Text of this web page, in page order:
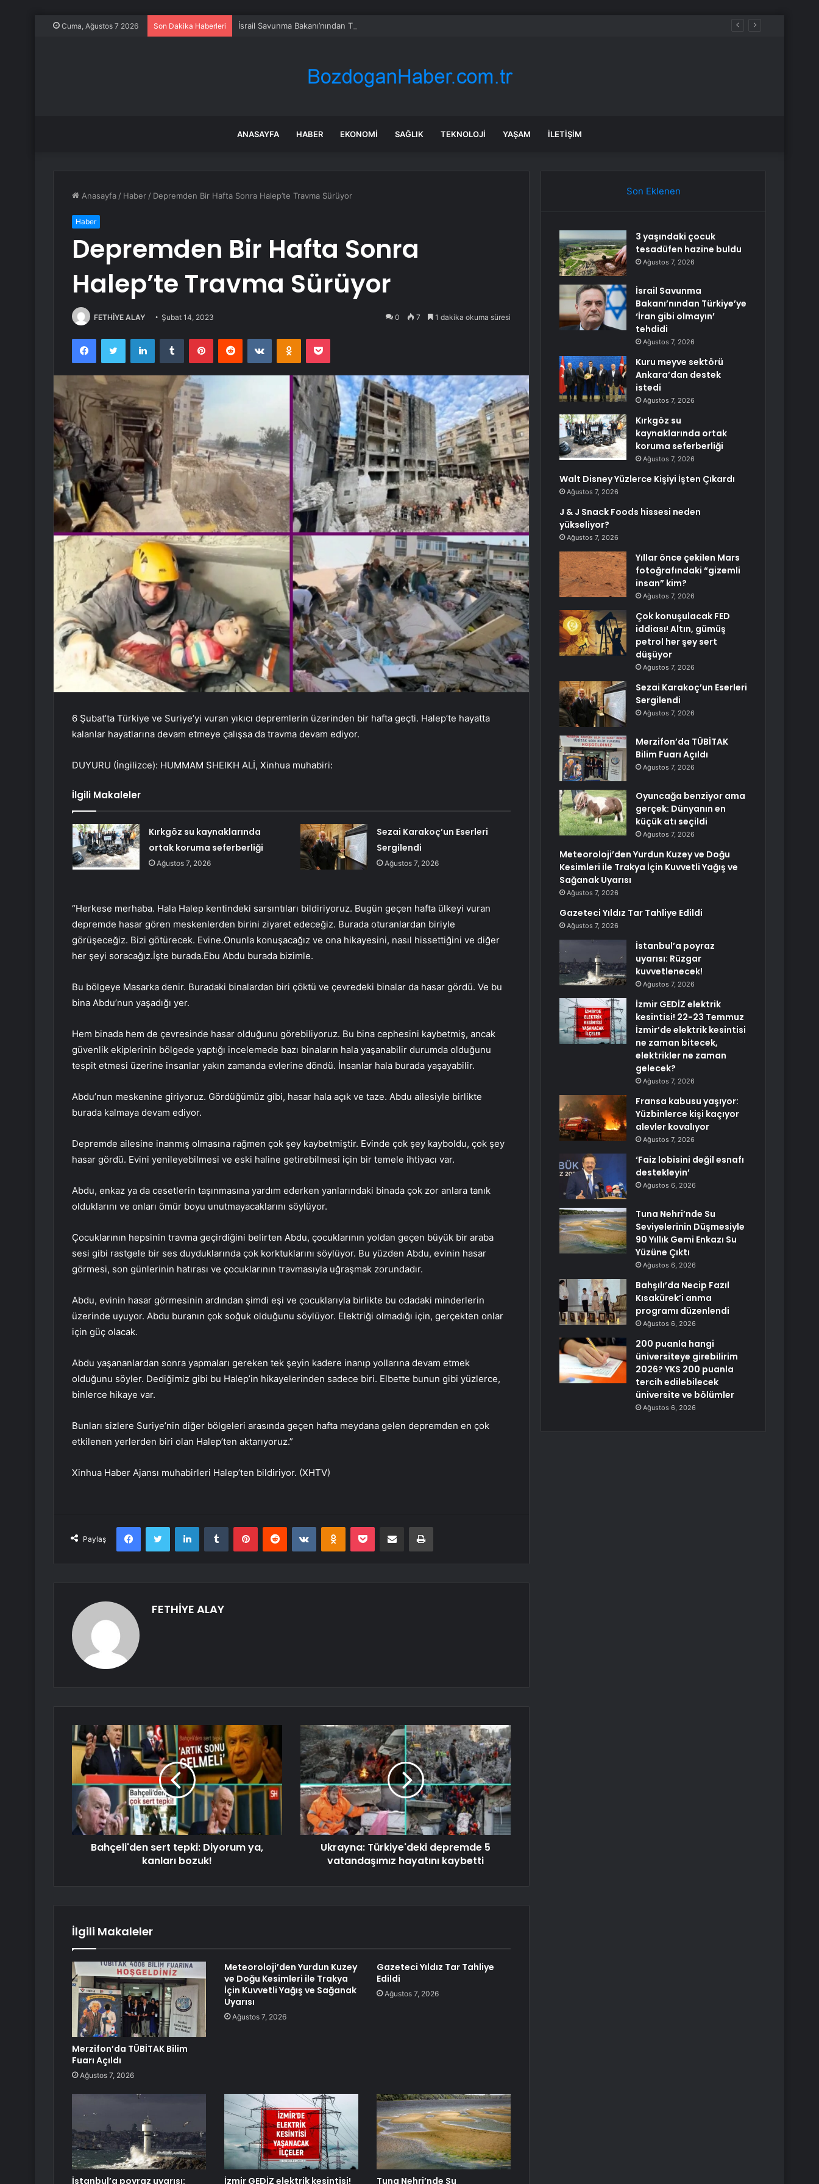
Cuma, Ağustos 7 2026 Son Dakika Haberleri İsrail Savunma Bakanı’nından Türkiye’ye ‘İran gibi olmayın’ tehdidi
ANASAYFA HABER EKONOMI SAĞLIK TEKNOLOJI YAŞAM İLETIŞIM
Anasayfa / Haber / Depremden Bir Hafta Sonra Halep’te Travma Sürüyor
Haber
Depremden Bir Hafta Sonra
Halep’te Travma Sürüyor
FETHİYE ALAY Şubat 14, 2023 0 7 1 dakika okuma süresi
FacebookTwitter LinkedInTumblr PinterestReddit VKontakteOdnoklassniki
Pocket
6 Şubat’ta Türkiye ve Suriye’yi vuran yıkıcı depremlerin üzerinden bir hafta geçti. Halep’te hayatta
kalanlar hayatlarına devam etmeye çalışsa da travma devam ediyor.
DUYURU (İngilizce): HUMMAM SHEIKH ALİ, Xinhua muhabiri:
İlgili Makaleler
Kırkgöz su kaynaklarında
ortak koruma seferberliği
Ağustos 7, 2026
Sezai Karakoç’un Eserleri
Sergilendi
Ağustos 7, 2026
“Herkese merhaba. Hala Halep kentindeki sarsıntıları bildiriyoruz. Bugün geçen hafta ülkeyi vuran
depremde hasar gören meskenlerden birini ziyaret edeceğiz. Burada oturanlardan biriyle
görüşeceğiz. Bizi götürecek. Evine.Onunla konuşacağız ve ona hikayesini, nasıl hissettiğini ve diğer
her şeyi soracağız.İşte burada.Ebu Abdu burada bizimle.
Bu bölgeye Masarka denir. Buradaki binalardan biri çöktü ve çevredeki binalar da hasar gördü. Ve bu
bina Abdu’nun yaşadığı yer.
Hem binada hem de çevresinde hasar olduğunu görebiliyoruz. Bu bina cephesini kaybetmiş, ancak
güvenlik ekiplerinin bölgede yaptığı incelemede bazı binaların hala yaşanabilir durumda olduğunu
tespit etmesi üzerine insanlar yakın zamanda evlerine döndü. İnsanlar hala burada yaşayabilir.
Abdu’nun meskenine giriyoruz. Gördüğümüz gibi, hasar hala açık ve taze. Abdu ailesiyle birlikte
burada kalmaya devam ediyor.
Depremde ailesine inanmış olmasına rağmen çok şey kaybetmiştir. Evinde çok şey kayboldu, çok şey
hasar gördü. Evini yenileyebilmesi ve eski haline getirebilmesi için bir temele ihtiyacı var.
Abdu, enkaz ya da cesetlerin taşınmasına yardım ederken yanlarındaki binada çok zor anlara tanık
olduklarını ve onları ömür boyu unutmayacaklarını söylüyor.
Çocuklarının hepsinin travma geçirdiğini belirten Abdu, çocuklarının yoldan geçen büyük bir araba
sesi gibi rastgele bir ses duyduklarında çok korktuklarını söylüyor. Bu yüzden Abdu, evinin hasar
görmesi, son günlerinin hatırası ve çocuklarının travmasıyla uğraşmak zorundadır.
Abdu, evinin hasar görmesinin ardından şimdi eşi ve çocuklarıyla birlikte bu odadaki minderlerin
üzerinde uyuyor. Abdu buranın çok soğuk olduğunu söylüyor. Elektriği olmadığı için, gerçekten onlar
için güç olacak.
Abdu yaşananlardan sonra yapmaları gereken tek şeyin kadere inanıp yollarına devam etmek
olduğunu söyler. Dediğimiz gibi bu Halep’in hikayelerinden sadece biri. Elbette bunun gibi yüzlerce,
binlerce hikaye var.
Bunları sizlere Suriye’nin diğer bölgeleri arasında geçen hafta meydana gelen depremden en çok
etkilenen yerlerden biri olan Halep’ten aktarıyoruz.”
Xinhua Haber Ajansı muhabirleri Halep’ten bildiriyor. (XHTV)
Paylaş
FacebookTwitter LinkedInTumblr PinterestReddit VKontakteOdnoklassniki
Pocket E-Posta ile paylaş Yazdır
FETHİYE ALAY
Bahçeli'den sert tepki: Diyorum ya,
kanları bozuk!
Ukrayna: Türkiye'deki depremde 5
vatandaşımız hayatını kaybetti
İlgili Makaleler
Merzifon’da TÜBİTAK Bilim
Fuarı Açıldı
Ağustos 7, 2026
Meteoroloji’den Yurdun Kuzey
ve Doğu Kesimleri ile Trakya
İçin Kuvvetli Yağış ve Sağanak
Uyarısı
Ağustos 7, 2026
Gazeteci Yıldız Tar Tahliye
Edildi
Ağustos 7, 2026
İstanbul’a poyraz uyarısı: İzmir GEDİZ elektrik kesintisi! Tuna Nehri’nde Su
Son Eklenen
3 yaşındaki çocuk
tesadüfen hazine buldu
Ağustos 7, 2026
İsrail Savunma
Bakanı’nından Türkiye’ye
‘İran gibi olmayın’
tehdidi
Ağustos 7, 2026
Kuru meyve sektörü
Ankara’dan destek
istedi
Ağustos 7, 2026
Kırkgöz su
kaynaklarında ortak
koruma seferberliği
Ağustos 7, 2026
Walt Disney Yüzlerce Kişiyi İşten Çıkardı
Ağustos 7, 2026
J & J Snack Foods hissesi neden
yükseliyor?
Ağustos 7, 2026
Yıllar önce çekilen Mars
fotoğrafındaki “gizemli
insan” kim?
Ağustos 7, 2026
Çok konuşulacak FED
iddiası! Altın, gümüş
petrol her şey sert
düşüyor
Ağustos 7, 2026
Sezai Karakoç’un Eserleri
Sergilendi
Ağustos 7, 2026
Merzifon’da TÜBİTAK
Bilim Fuarı Açıldı
Ağustos 7, 2026
Oyuncağa benziyor ama
gerçek: Dünyanın en
küçük atı seçildi
Ağustos 7, 2026
Meteoroloji’den Yurdun Kuzey ve Doğu
Kesimleri ile Trakya İçin Kuvvetli Yağış ve
Sağanak Uyarısı
Ağustos 7, 2026
Gazeteci Yıldız Tar Tahliye Edildi
Ağustos 7, 2026
İstanbul’a poyraz
uyarısı: Rüzgar
kuvvetlenecek!
Ağustos 7, 2026
İzmir GEDİZ elektrik
kesintisi! 22-23 Temmuz
İzmir’de elektrik kesintisi
ne zaman bitecek,
elektrikler ne zaman
gelecek?
Ağustos 7, 2026
Fransa kabusu yaşıyor:
Yüzbinlerce kişi kaçıyor
alevler kovalıyor
Ağustos 7, 2026
‘Faiz lobisini değil esnafı
destekleyin’
Ağustos 6, 2026
Tuna Nehri’nde Su
Seviyelerinin Düşmesiyle
90 Yıllık Gemi Enkazı Su
Yüzüne Çıktı
Ağustos 6, 2026
Bahşılı’da Necip Fazıl
Kısakürek’i anma
programı düzenlendi
Ağustos 6, 2026
200 puanla hangi
üniversiteye girebilirim
2026? YKS 200 puanla
tercih edilebilecek
üniversite ve bölümler
Ağustos 6, 2026